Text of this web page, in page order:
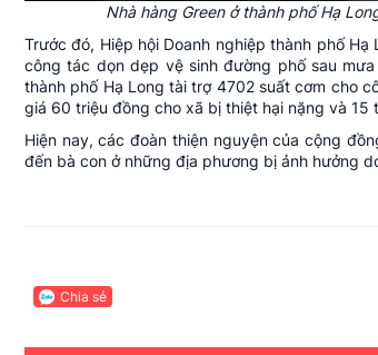
Nhà hàng Green ở thành phố Hạ
Trước đó, Hiệp hội Doanh nghiệp thành phố
công tác dọn dẹp vệ sinh đường phố sau
thành phố Hạ Long tài trợ 4702 suất cơm cho
giá 60 triệu đồng cho xã bị thiệt hại nặng và
Hiện nay, các đoàn thiện nguyện của cộng
đến bà con ở những địa phương bị ảnh hưởng
Chia sẻ